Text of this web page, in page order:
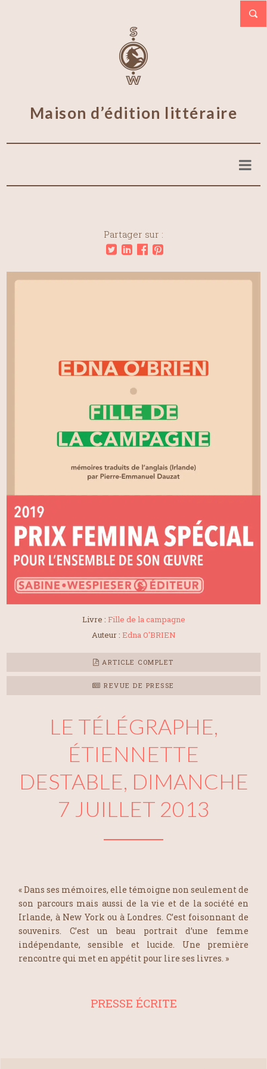
Maison d’édition littéraire
Partager sur :
Livre : Fille de la campagne
Auteur : Edna O'BRIEN
ARTICLE COMPLET
REVUE DE PRESSE
LE TÉLÉGRAPHE,
ÉTIENNETTE
DESTABLE, DIMANCHE
7 JUILLET 2013
« Dans ses mémoires, elle témoigne non seulement de
son parcours mais aussi de la vie et de la société en
Irlande, à New York ou à Londres. C’est foisonnant de
souvenirs. C’est un beau portrait d’une femme
indépendante, sensible et lucide. Une première
rencontre qui met en appétit pour lire ses livres. »
PRESSE ÉCRITE